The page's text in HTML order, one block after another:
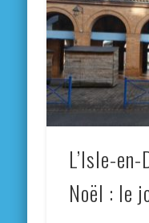
L’Isle-
Noël : le